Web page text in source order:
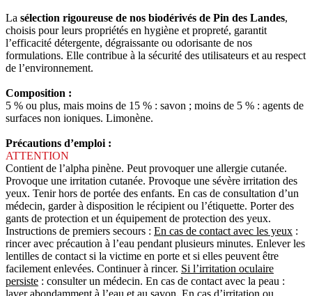
La sélection rigoureuse de nos biodérivés de Pin des Landes,
choisis pour leurs propriétés en hygiène et propreté, garantit
l’efficacité détergente, dégraissante ou odorisante de nos
formulations. Elle contribue à la sécurité des utilisateurs et au respect
de l’environnement.
Composition :
5 % ou plus, mais moins de 15 % : savon ; moins de 5 % : agents de
surfaces non ioniques. Limonène.
Précautions d’emploi :
ATTENTION
Contient de l’alpha pinène. Peut provoquer une allergie cutanée.
Provoque une irritation cutanée. Provoque une sévère irritation des
yeux. Tenir hors de portée des enfants. En cas de consultation d’un
médecin, garder à disposition le récipient ou l’étiquette. Porter des
gants de protection et un équipement de protection des yeux.
Instructions de premiers secours : En cas de contact avec les yeux :
rincer avec précaution à l’eau pendant plusieurs minutes. Enlever les
lentilles de contact si la victime en porte et si elles peuvent être
facilement enlevées. Continuer à rincer. Si l’irritation oculaire
persiste : consulter un médecin. En cas de contact avec la peau :